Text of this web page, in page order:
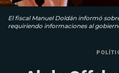
El fiscal Manuel Doldán informó
requiriendo informaciones al